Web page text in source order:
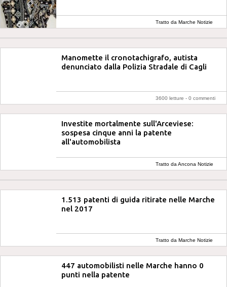
Tratto da Marche Notizie
Manomette il cronotachigrafo, autista
denunciato dalla Polizia Stradale di Cagli
3600 letture - 0 commenti
Investite mortalmente sull'Arceviese:
sospesa cinque anni la patente
all'automobilista
Tratto da Ancona Notizie
1.513 patenti di guida ritirate nelle Marche
nel 2017
Tratto da Marche Notizie
447 automobilisti nelle Marche hanno 0
punti nella patente